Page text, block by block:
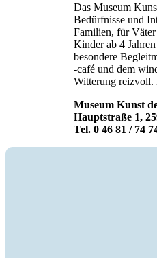
Das Museum
Bedürfnisse und
Familien, für
Kinder ab 4
besondere
-café und dem
Witterung reizvoll.
Museum Kunst
Hauptstraße 1,
Tel. 0 46 81 / 74